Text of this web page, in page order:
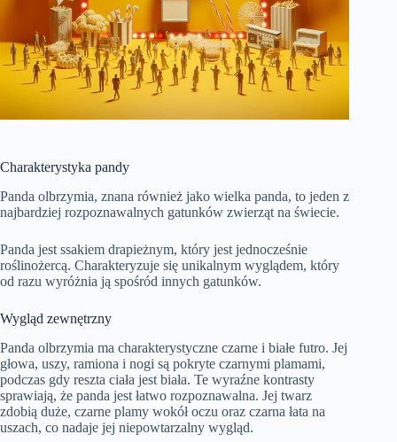
Charakterystyka pandy
Panda olbrzymia, znana również jako wielka panda, to jeden z
najbardziej rozpoznawalnych gatunków zwierząt na świecie.
Panda jest ssakiem drapieżnym, który jest jednocześnie
roślinożercą. Charakteryzuje się unikalnym wyglądem, który
od razu wyróżnia ją spośród innych gatunków.
Wygląd zewnętrzny
Panda olbrzymia ma charakterystyczne czarne i białe futro. Jej
głowa, uszy, ramiona i nogi są pokryte czarnymi plamami,
podczas gdy reszta ciała jest biała. Te wyraźne kontrasty
sprawiają, że panda jest łatwo rozpoznawalna. Jej twarz
zdobią duże, czarne plamy wokół oczu oraz czarna łata na
uszach, co nadaje jej niepowtarzalny wygląd.